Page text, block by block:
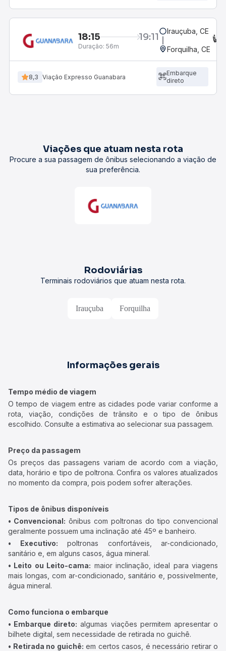
18:15 19:11
Duração: 56m
Irauçuba, CE
Forquilha, CE
8,3 Viação Expresso Guanabara
Embarque
direto
Viações que atuam nesta rota
Procure a sua passagem de ônibus selecionando a viação de
sua preferência.
Rodoviárias
Terminais rodoviários que atuam nesta rota.
Irauçuba Forquilha
Informações gerais
Tempo médio de viagem
O tempo de viagem entre as cidades pode variar conforme a
rota, viação, condições de trânsito e o tipo de ônibus
escolhido. Consulte a estimativa ao selecionar sua passagem.
Preço da passagem
Os preços das passagens variam de acordo com a viação,
data, horário e tipo de poltrona. Confira os valores atualizados
no momento da compra, pois podem sofrer alterações.
Tipos de ônibus disponíveis
• Convencional: ônibus com poltronas do tipo convencional
geralmente possuem uma inclinação até 45º e banheiro.
• Executivo: poltronas confortáveis, ar-condicionado,
sanitário e, em alguns casos, água mineral.
• Leito ou Leito-cama: maior inclinação, ideal para viagens
mais longas, com ar-condicionado, sanitário e, possivelmente,
água mineral.
Como funciona o embarque
• Embarque direto: algumas viações permitem apresentar o
bilhete digital, sem necessidade de retirada no guichê.
• Retirada no guichê: em certos casos, é necessário retirar o